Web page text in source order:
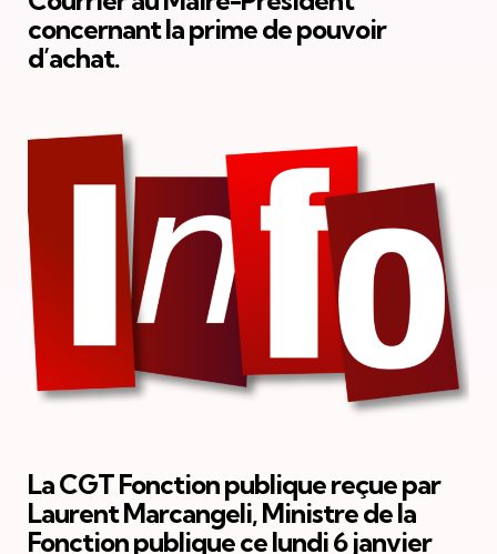
concernant la prime de pouvoir
d’achat.
La CGT Fonction publique reçue par
Laurent Marcangeli, Ministre de la
Fonction publique ce lundi 6 janvier